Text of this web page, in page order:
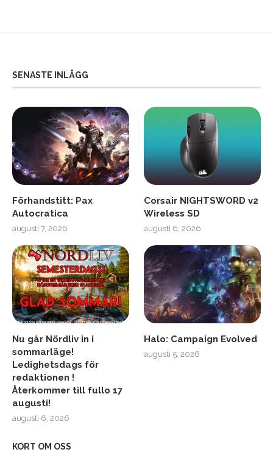
SENASTE INLÄGG
Förhandstitt: Pax
Autocratica
augusti 7, 2026
Corsair NIGHTSWORD v2
Wireless SD
augusti 6, 2026
Nu går Nördliv in i
sommarläge!
Ledighetsdags för
redaktionen !
Återkommer till fullo 17
augusti!
augusti 6, 2026
Halo: Campaign Evolved
augusti 5, 2026
KORT OM OSS